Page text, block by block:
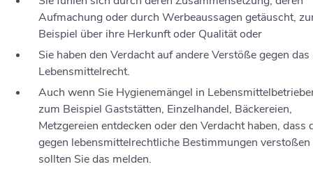
Aufmachung oder durch Werbeaussagen getäuscht,
Beispiel über ihre Herkunft oder Qualitätoder
Sie haben den Verdacht auf andere Verstöße gegen das
Lebensmittelrecht.
Auch wenn Sie Hygienemängel in
zum Beispiel Gaststätten, Einzelhandel, Bäckereien,
Metzgereien entdecken oder den Verdacht haben, dass
gegen lebensmittelrechtliche Bestimmungen
sollten Sie das melden.